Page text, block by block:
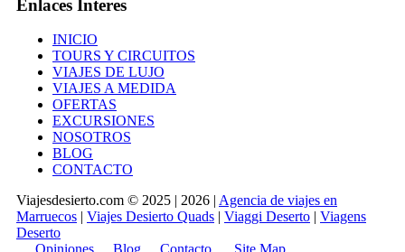
Enlaces Interes
INICIO
TOURS Y CIRCUITOS
VIAJES DE LUJO
VIAJES A MEDIDA
OFERTAS
EXCURSIONES
NOSOTROS
BLOG
CONTACTO
Viajesdesierto.com © 2025 | 2026 | Agencia de viajes en
Marruecos | Viajes Desierto Quads | Viaggi Deserto | Viagens
Deserto